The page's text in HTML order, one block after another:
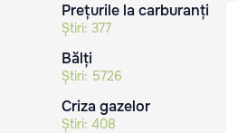
Prețurile la carburanți
Știri: 377
Bălți
Știri: 5726
Criza gazelor
Știri: 408